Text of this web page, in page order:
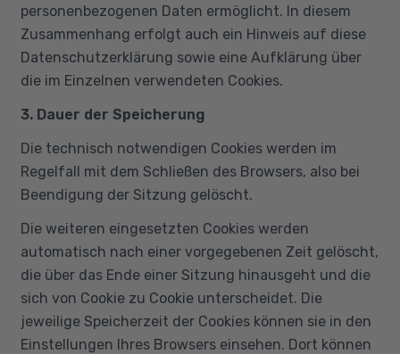
personenbezogenen Daten ermöglicht. In diesem
Zusammenhang erfolgt auch ein Hinweis auf diese
Datenschutzerklärung sowie eine Aufklärung über
die im Einzelnen verwendeten Cookies.
3. Dauer der Speicherung
Die technisch notwendigen Cookies werden im
Regelfall mit dem Schließen des Browsers, also bei
Beendigung der Sitzung gelöscht.
Die weiteren eingesetzten Cookies werden
automatisch nach einer vorgegebenen Zeit gelöscht,
die über das Ende einer Sitzung hinausgeht und die
sich von Cookie zu Cookie unterscheidet. Die
jeweilige Speicherzeit der Cookies können sie in den
Einstellungen Ihres Browsers einsehen. Dort können